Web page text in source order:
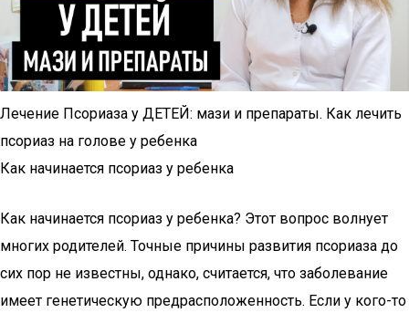
Лечение Псориаза у ДЕТЕЙ: мази и препараты. Как лечить
псориаз на голове у ребенка
Как начинается псориаз у ребенка
Как начинается псориаз у ребенка? Этот вопрос волнует
многих родителей. Точные причины развития псориаза до
сих пор не известны, однако, считается, что заболевание
имеет генетическую предрасположенность. Если у кого-то